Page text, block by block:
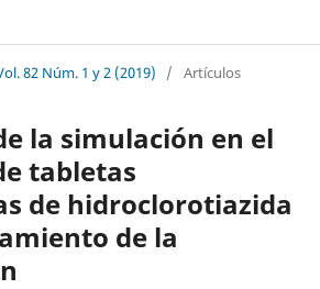
82 Núm. 1 y 2 (2019) / Artículos
la simulación en el
tabletas
de hidroclorotiazida
de la